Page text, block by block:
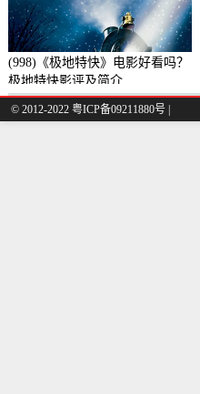
(998)《极地特快》电影好看吗？
极地特快影评及简介
© 2012-2022 粤ICP备09211880号 |